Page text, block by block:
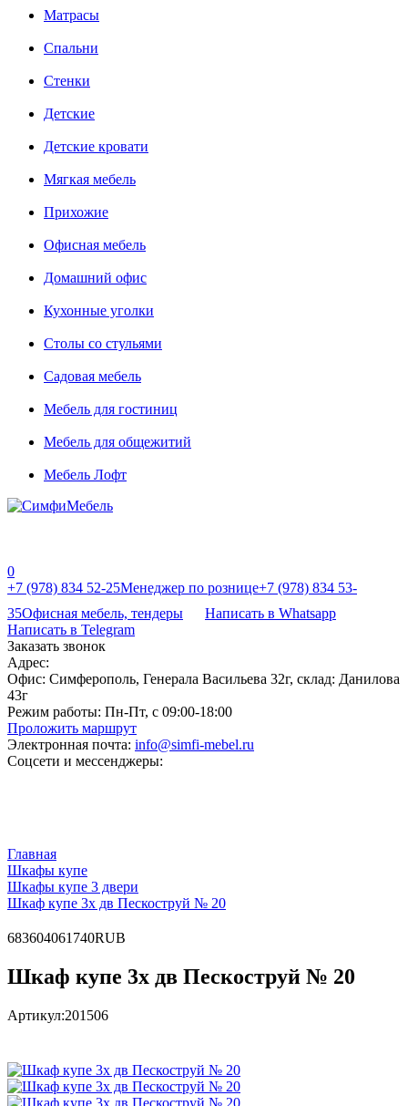
Матрасы
Cпальни
Стенки
Детские
Детские кровати
Мягкая мебель
Прихожие
Офисная мебель
Домашний офис
Кухонные уголки
Столы со стульями
Садовая мебель
Мебель для гостиниц
Мебель для общежитий
Мебель Лофт
0
+7 (978) 834 52-25Менеджер по рознице+7 (978) 834 53-
35Офисная мебель, тендеры
Написать в Whatsapp
Написать в Telegram
Заказать звонок
Адрес:
Офис: Симферополь, Генерала Васильева 32г, склад: Данилова
43г
Режим работы: Пн-Пт, с 09:00-18:00
Проложить маршрут
Электронная почта: info@simfi-mebel.ru
Соцсети и мессенджеры:
Главная
Шкафы купе
Шкафы купе 3 двери
Шкаф купе 3х дв Пескоструй № 20
683604061740RUB
Шкаф купе 3х дв Пескоструй № 20
Артикул:201506